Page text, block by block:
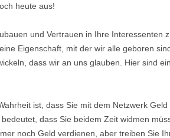
heute aus!
und Vertrauen in Ihre Interessenten
Eigenschaft, mit der wir alle geboren
dass wir an uns glauben. Hier sind
ist, dass Sie mit dem Netzwerk Geld
dass Sie beidem Zeit widmen
noch Geld verdienen, aber treiben Sie